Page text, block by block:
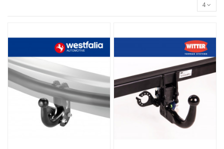
4